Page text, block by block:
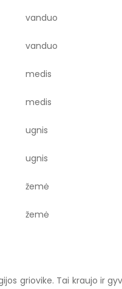
vanduo
vanduo
medis
medis
ugnis
ugnis
žemė
žemė
griovike. Tai kraujo ir